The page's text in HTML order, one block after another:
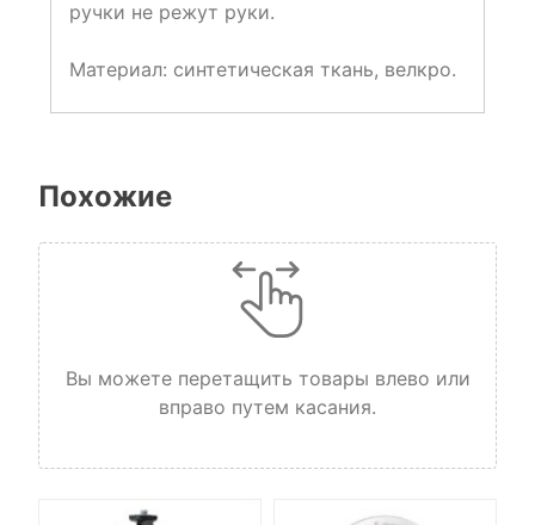
ручки не режут руки.
Материал: синтетическая ткань, велкро.
Похожие
Вы можете перетащить товары влево или
вправо путем касания.